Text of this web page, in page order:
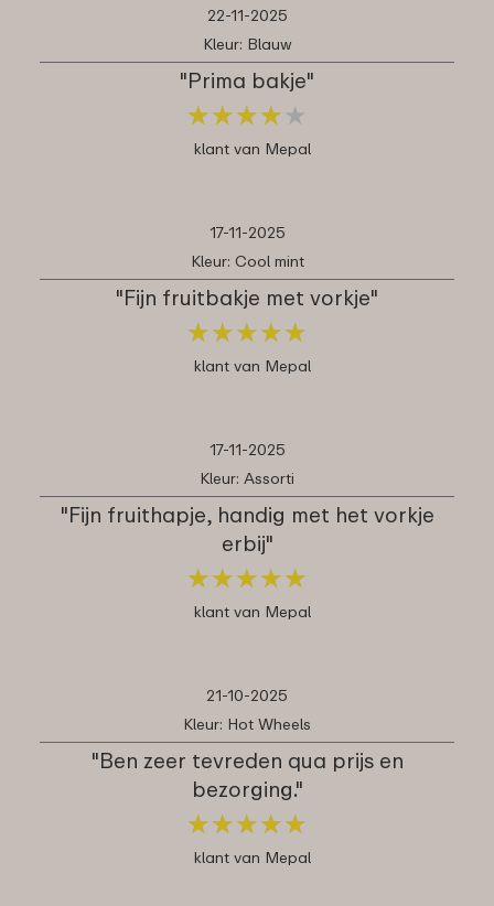
22-11-2025
Kleur: Blauw
"Prima bakje"
★★★★ ★
★★★★ ★
klant van Mepal
17-11-2025
Kleur: Cool mint
"Fijn fruitbakje met vorkje"
★★★★★
★★★★★
klant van Mepal
17-11-2025
Kleur: Assorti
"Fijn fruithapje, handig met het vorkje
erbij"
★★★★★
★★★★★
klant van Mepal
21-10-2025
Kleur: Hot Wheels
"Ben zeer tevreden qua prijs en
bezorging."
★★★★★
★★★★★
klant van Mepal